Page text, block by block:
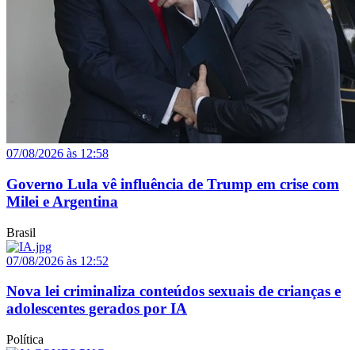
07/08/2026 às 12:58
Governo Lula vê influência de Trump em crise com
Milei e Argentina
Brasil
07/08/2026 às 12:52
Nova lei criminaliza conteúdos sexuais de crianças e
adolescentes gerados por IA
Política